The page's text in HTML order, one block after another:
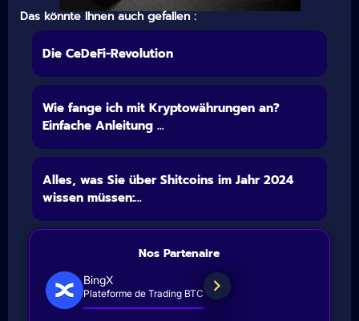
Das könnte Ihnen auch gefallen :
Die CeDeFi-Revolution
Wie fange ich mit Kryptowährungen an?
Einfache Anleitung ...
Alles, was Sie über Shitcoins im Jahr 2024
wissen müssen:...
Nos Partenaire
BingX
Plateforme de Trading BTC